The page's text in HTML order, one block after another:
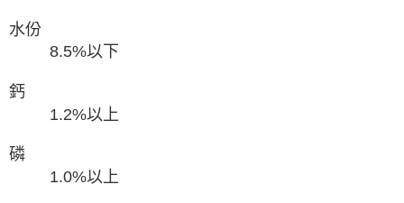
水份
8.5%以下
鈣
1.2%以上
磷
1.0%以上